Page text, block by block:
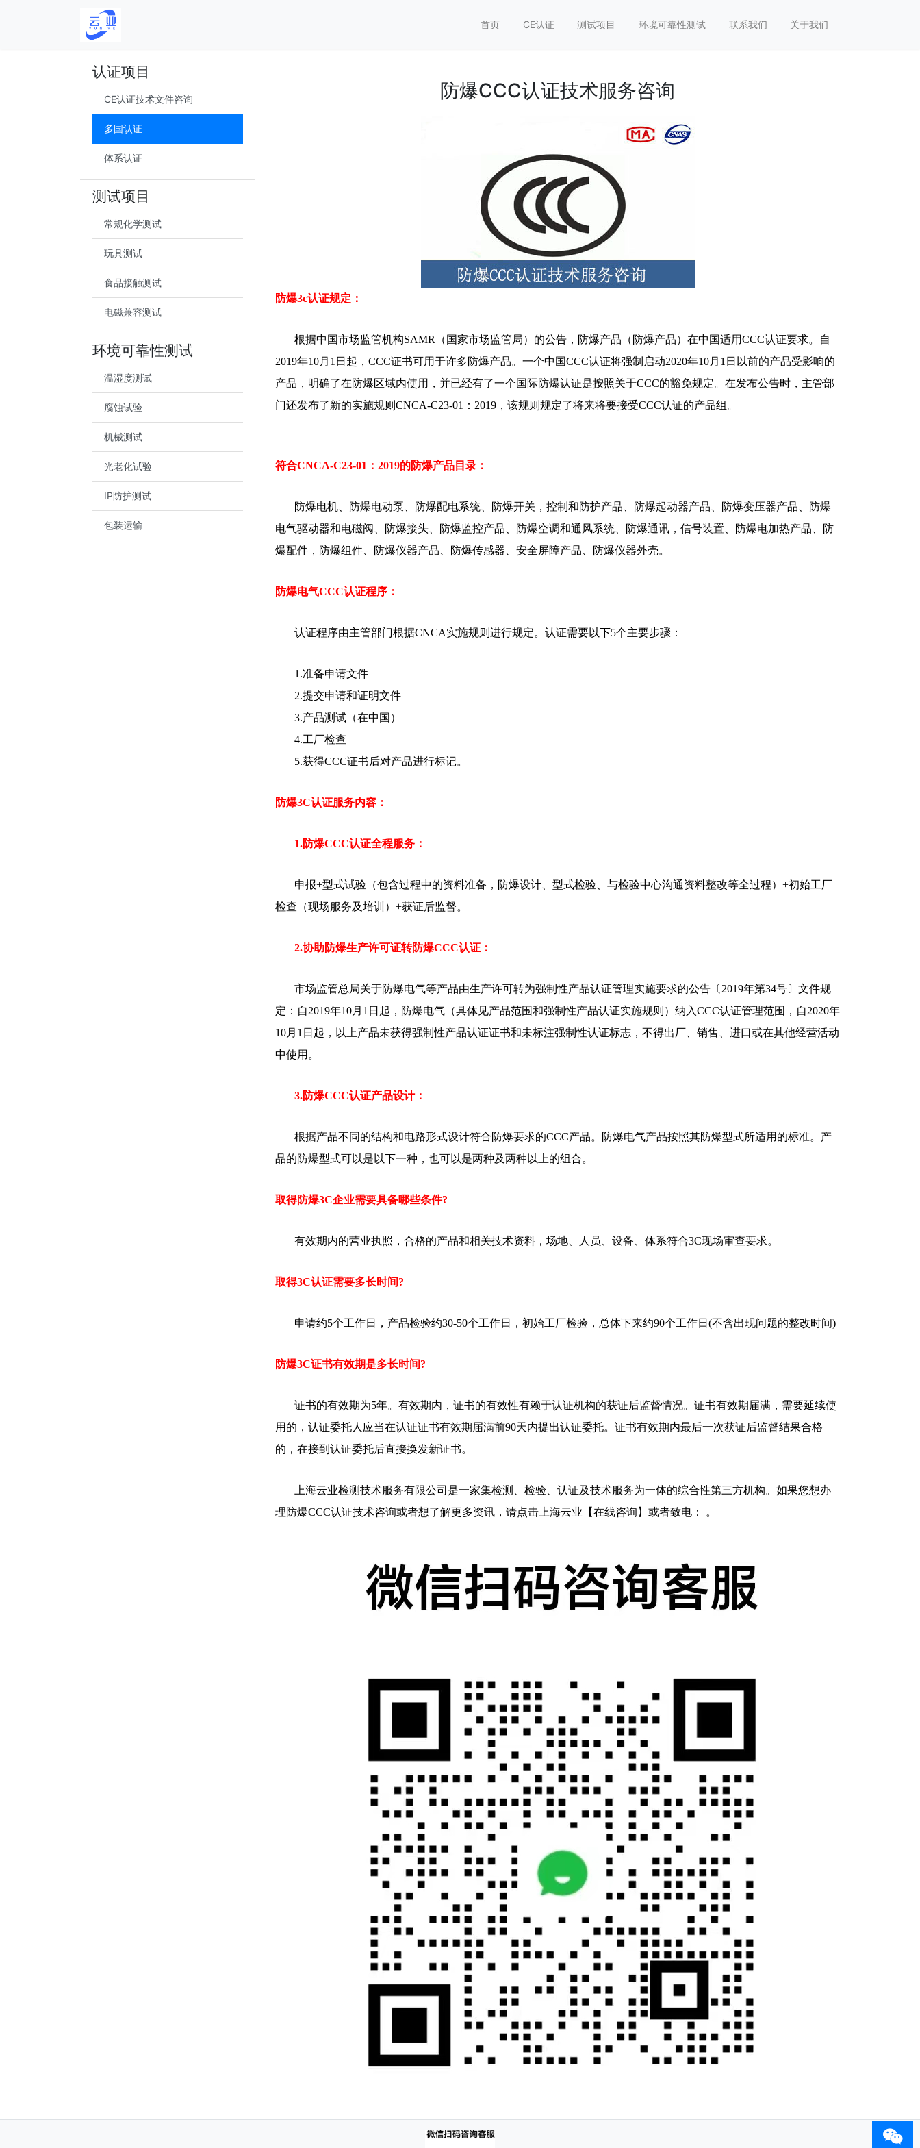
首页 CE认证 测试项目 环境可靠性测试 联系我们 关于我们
认证项目
CE认证技术文件咨询
多国认证
体系认证
测试项目
常规化学测试
玩具测试
食品接触测试
电磁兼容测试
环境可靠性测试
温湿度测试
腐蚀试验
机械测试
光老化试验
IP防护测试
包装运输
防爆CCC认证技术服务咨询
防爆3c认证规定：
根据中国市场监管机构SAMR（国家市场监管局）的公告，防爆产品（防爆产品）在中国适用CCC认证要求。自
2019年10月1日起，CCC证书可用于许多防爆产品。一个中国CCC认证将强制启动2020年10月1日以前的产品受影响的
产品，明确了在防爆区域内使用，并已经有了一个国际防爆认证是按照关于CCC的豁免规定。在发布公告时，主管部
门还发布了新的实施规则CNCA-C23-01：2019，该规则规定了将来将要接受CCC认证的产品组。
符合CNCA-C23-01：2019的防爆产品目录：
防爆电机、防爆电动泵、防爆配电系统、防爆开关，控制和防护产品、防爆起动器产品、防爆变压器产品、防爆
电气驱动器和电磁阀、防爆接头、防爆监控产品、防爆空调和通风系统、防爆通讯，信号装置、防爆电加热产品、防
爆配件，防爆组件、防爆仪器产品、防爆传感器、安全屏障产品、防爆仪器外壳。
防爆电气CCC认证程序：
认证程序由主管部门根据CNCA实施规则进行规定。认证需要以下5个主要步骤：
1.准备申请文件
2.提交申请和证明文件
3.产品测试（在中国）
4.工厂检查
5.获得CCC证书后对产品进行标记。
防爆3C认证服务内容：
1.防爆CCC认证全程服务：
申报+型式试验（包含过程中的资料准备，防爆设计、型式检验、与检验中心沟通资料整改等全过程）+初始工厂
检查（现场服务及培训）+获证后监督。
2.协助防爆生产许可证转防爆CCC认证：
市场监管总局关于防爆电气等产品由生产许可转为强制性产品认证管理实施要求的公告〔2019年第34号〕文件规
定：自2019年10月1日起，防爆电气（具体见产品范围和强制性产品认证实施规则）纳入CCC认证管理范围，自2020年
10月1日起，以上产品未获得强制性产品认证证书和未标注强制性认证标志，不得出厂、销售、进口或在其他经营活动
中使用。
3.防爆CCC认证产品设计：
根据产品不同的结构和电路形式设计符合防爆要求的CCC产品。防爆电气产品按照其防爆型式所适用的标准。产
品的防爆型式可以是以下一种，也可以是两种及两种以上的组合。
取得防爆3C企业需要具备哪些条件?
有效期内的营业执照，合格的产品和相关技术资料，场地、人员、设备、体系符合3C现场审查要求。
取得3C认证需要多长时间?
申请约5个工作日，产品检验约30-50个工作日，初始工厂检验，总体下来约90个工作日(不含出现问题的整改时间)
防爆3C证书有效期是多长时间?
证书的有效期为5年。有效期内，证书的有效性有赖于认证机构的获证后监督情况。证书有效期届满，需要延续使
用的，认证委托人应当在认证证书有效期届满前90天内提出认证委托。证书有效期内最后一次获证后监督结果合格
的，在接到认证委托后直接换发新证书。
上海云业检测技术服务有限公司是一家集检测、检验、认证及技术服务为一体的综合性第三方机构。如果您想办
理防爆CCC认证技术咨询或者想了解更多资讯，请点击上海云业【在线咨询】或者致电： 。